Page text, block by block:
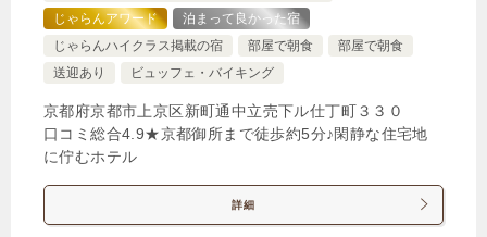
じゃらんアワード
泊まって良かった宿
じゃらんハイクラス掲載の宿
部屋で朝食
部屋で朝食
送迎あり
ビュッフェ・バイキング
京都府京都市上京区新町通中立売下ル仕丁町３３０
口コミ総合4.9★京都御所まで徒歩約5分♪閑静な住宅地
に佇むホテル
詳細